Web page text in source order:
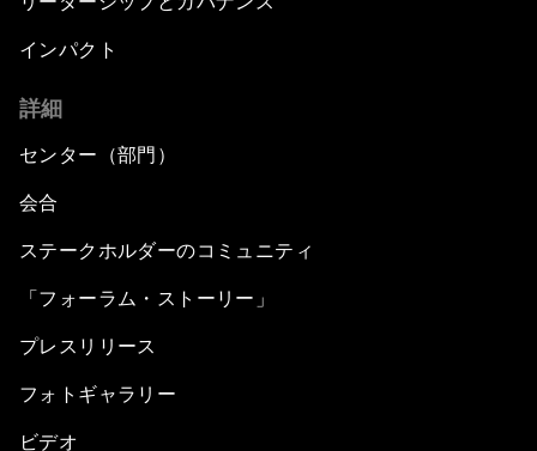
インパクト
詳細
センター（部門）
会合
ステークホルダーのコミュニティ
「フォーラム・ストーリー」
プレスリリース
フォトギャラリー
ビデオ